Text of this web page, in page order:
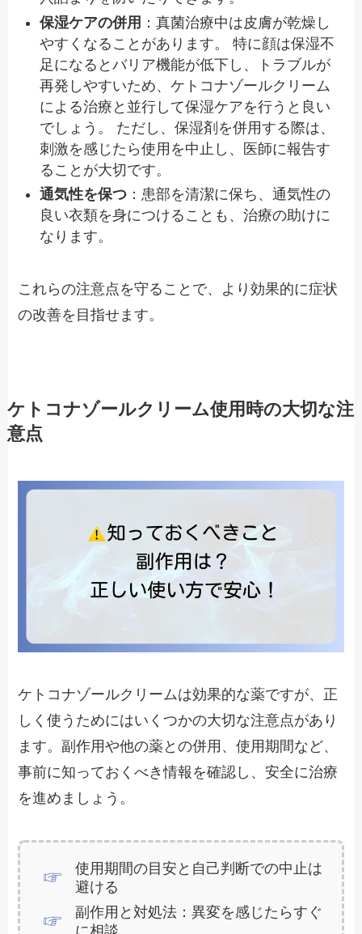
保湿ケアの併用 ：真菌治療中は皮膚が乾燥し
やすくなることがあります。 特に顔は保湿不
足になるとバリア機能が低下し、トラブルが
再発しやすいため、ケトコナゾールクリーム
による治療と並行して保湿ケアを行うと良い
でしょう。 ただし、保湿剤を併用する際は、
刺激を感じたら使用を中止し、医師に報告す
ることが大切です。
通気性を保つ ：患部を清潔に保ち、通気性の
良い衣類を身につけることも、治療の助けに
なります。
これらの注意点を守ることで、より効果的に症状
の改善を目指せます。
ケトコナゾールクリーム使用時の大切な注
意点
ケトコナゾールクリームは効果的な薬ですが、正
しく使うためにはいくつかの大切な注意点があり
ます。副作用や他の薬との併用、使用期間など、
事前に知っておくべき情報を確認し、安全に治療
を進めましょう。
使用期間の目安と自己判断での中止は
避ける
副作用と対処法：異変を感じたらすぐ